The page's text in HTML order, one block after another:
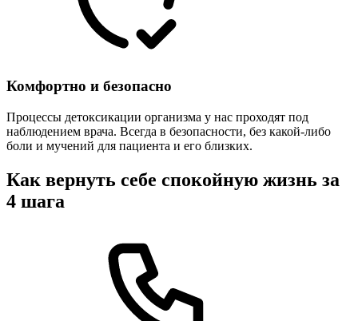
Комфортно и безопасно
Процессы детоксикации организма у нас проходят под
наблюдением врача. Всегда в безопасности, без какой-либо
боли и мучений для пациента и его близких.
Как вернуть себе спокойную жизнь за
4 шага